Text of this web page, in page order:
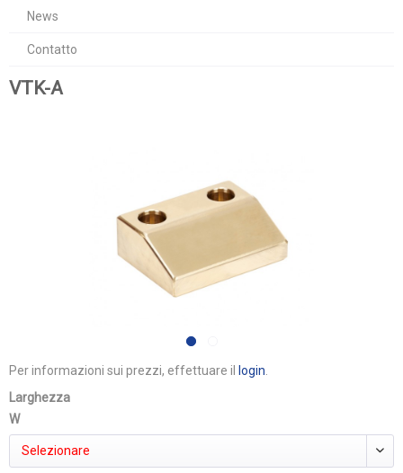
News
Contatto
VTK-A
Per informazioni sui prezzi, effettuare il login
Larghezza
W
Selezionare